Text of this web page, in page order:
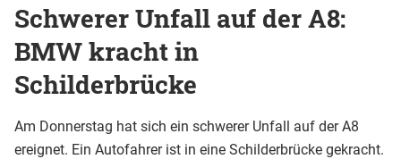
Schwerer Unfall auf der A8:
BMW kracht in
Schilderbrücke
Am Donnerstag hat sich ein schwerer Unfall auf der A8
ereignet. Ein Autofahrer ist in eine Schilderbrücke gekracht.